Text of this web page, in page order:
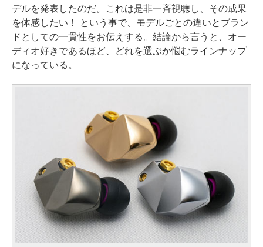
デルを発表したのだ。これは是非一斉視聴し、その成果
を体感したい！ という事で、モデルごとの違いとブラン
ドとしての一貫性をお伝えする。結論から言うと、オー
ディオ好きであるほど、どれを選ぶか悩むラインナップ
になっている。